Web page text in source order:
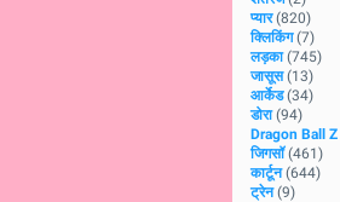
प्यार (820)
क्लिकिंग (7)
लड़का (745)
जासूस (13)
आर्केड (34)
डोरा (94)
Dragon Ball Z
जिगसॉ (461)
कार्टून (644)
ट्रेन (9)